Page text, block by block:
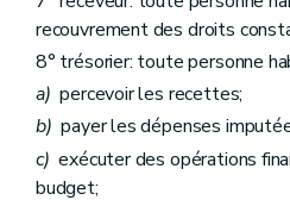
Art. 49
Chapitre III Le contrôle
Art. 50
Art. 51
Art. 52
ChapitreIV
Le contrôle externe
Art.
52/1
Art.52/2
Titre
recouvrement des droits
8° trésorier: toute personne
a) percevoir les recettes;
b) payer les dépenses
c) exécuter des opérations
budget;